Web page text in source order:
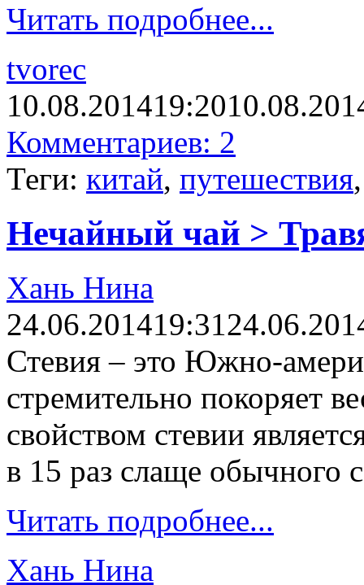
Читать подробнее...
tvorec
10.08.201419:20
Комментариев: 2
Теги: китай, путешествия
Нечайный чай >
Хань Нина
24.06.201419:31
Стевия – это Южно-
стремительно покоряет
свойством стевии
в 15 раз слаще обычного
Читать подробнее...
Хань Нина